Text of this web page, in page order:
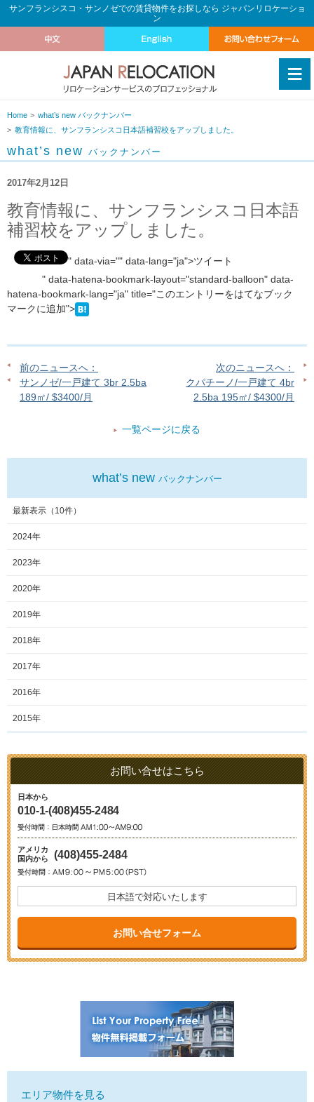
サンフランシスコ・サンノゼでの賃貸物件をお探しなら ジャパンリロケーショ
ン
≡
Home
what’s new バックナンバー
教育情報に、サンフランシスコ日本語補習校をアップしました。
what’s new バックナンバー
2017年2月12日
教育情報に、サンフランシスコ日本語
補習校をアップしました。
" data-via="" data-lang="ja">ツイート
" data-hatena-bookmark-layout="standard-balloon" data-
hatena-bookmark-lang="ja" title="このエントリーをはてなブック
マークに追加">
前のニュースへ：
サンノゼ/一戸建て 3br 2.5ba
189㎡/ $3400/月
次のニュースへ：
クパチーノ/一戸建て 4br
2.5ba 195㎡/ $4300/月
一覧ページに戻る
what’s new バックナンバー
最新表示（10件）
2024年
2023年
2020年
2019年
2018年
2017年
2016年
2015年
お問い合せはこちら
日本から
010-1-(408)455-2484
アメリカ
国内から
(408)455-2484
日本語で対応いたします
お問い合せフォーム
エリア物件を見る